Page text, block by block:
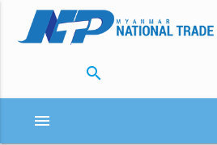
search
menu